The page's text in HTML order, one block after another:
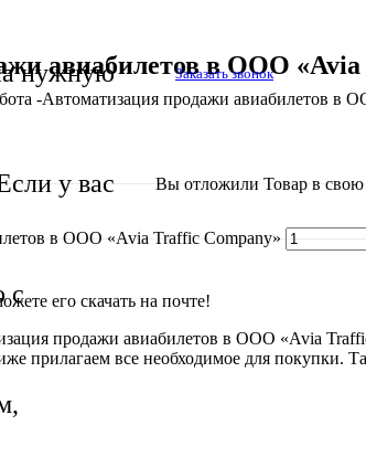
нужную
у вас
с
Заказать звонок
Вы отложили Товар в свою
авиабилетов в ООО
-Автоматизация продажи авиабилетов в
в ООО «Avia Traffic Company»
его скачать на почте!
продажи авиабилетов в ООО «Avia
прилагаем все необходимое для покупки.